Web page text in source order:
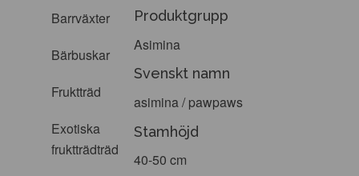
Barrväxter
Bärbuskar
Fruktträd
Exotiska
fruktträdträd
Produktgrupp
Asimina
Svenskt namn
asimina / pawpaws
Stamhöjd
40-50 cm